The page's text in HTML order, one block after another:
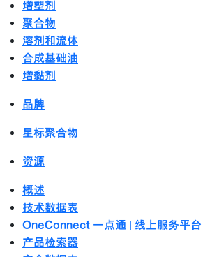
增塑剂
聚合物
溶剂和流体
合成基础油
增黏剂
品牌
星标聚合物
资源
概述
技术数据表
OneConnect 一点通 | 线上服务平台
产品检索器